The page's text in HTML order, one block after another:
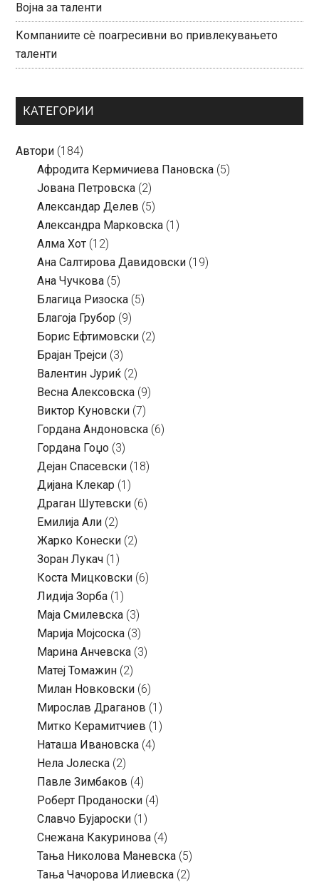
Војна за таленти
Компаниите сè поагресивни во привлекувањето
таленти
КАТЕГОРИИ
Автори (184)
Aфродита Кермичиева Пановска (5)
Јована Петровска (2)
Александар Делев (5)
Александра Марковска (1)
Алма Хот (12)
Ана Салтирова Давидовски (19)
Ана Чучкова (5)
Благица Ризоска (5)
Благоја Грубор (9)
Борис Ефтимовски (2)
Брајан Трејси (3)
Валентин Јуриќ (2)
Весна Алексовска (9)
Виктор Куновски (7)
Гордана Андоновска (6)
Гордана Гоџо (3)
Дејан Спасевски (18)
Дијана Клекар (1)
Драган Шутевски (6)
Емилија Али (2)
Жарко Конески (2)
Зоран Лукач (1)
Коста Мицковски (6)
Лидија Зорба (1)
Маја Смилевска (3)
Марија Мојсоска (3)
Марина Анчевска (3)
Матеј Томажин (2)
Милан Новковски (6)
Мирослав Драганов (1)
Митко Керамитчиев (1)
Наташа Ивановска (4)
Нела Јолеска (2)
Павле Зимбаков (4)
Роберт Проданоски (4)
Славчо Бујароски (1)
Снежана Какуринова (4)
Тања Николова Маневска (5)
Тања Чачорова Илиевска (2)